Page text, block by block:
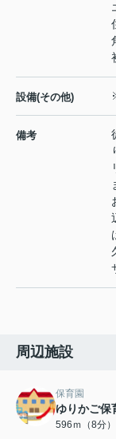
設備(その他)
備考
周辺施設
保育園
ゆりかご保
596ｍ（8分）